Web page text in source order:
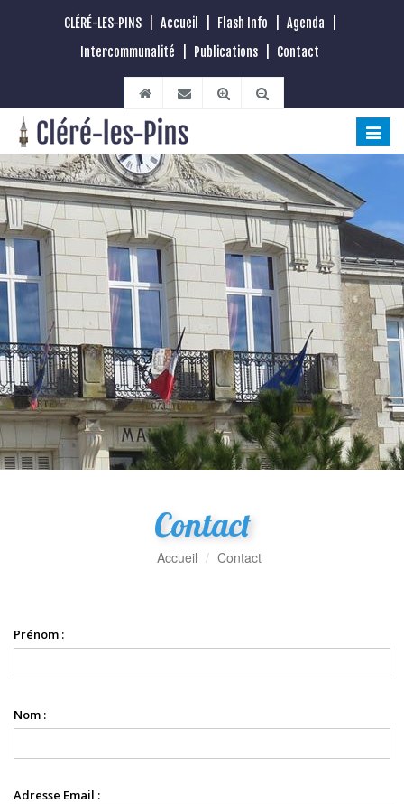
CLÉRÉ-LES-PINS Accueil Flash Info Agenda
Intercommunalité
Publications Contact
Toggle
Contact
Accueil Contact
Prénom :
Nom :
Adresse Email :